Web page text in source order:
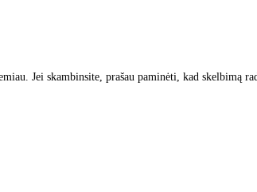
Jei skambinsite, prašau paminėti, kad skelbimą